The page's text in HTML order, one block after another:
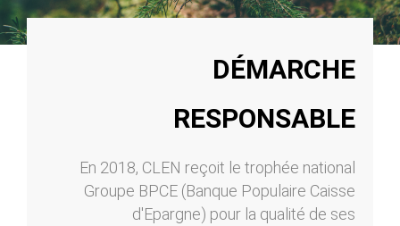
DÉMARCHE
RESPONSABLE
En 2018, CLEN reçoit le trophée national
Groupe BPCE (Banque Populaire Caisse
d'Epargne) pour la qualité de ses